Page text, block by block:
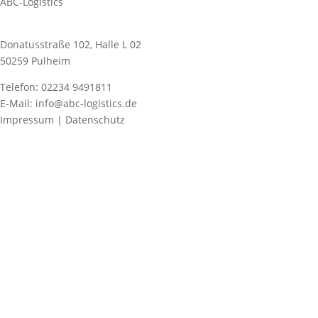
Donatusstraße 102, Halle L 02
50259 Pulheim
Telefon: 02234 9491811
E-Mail: info@abc-logistics.de
Impressum | Datenschutz